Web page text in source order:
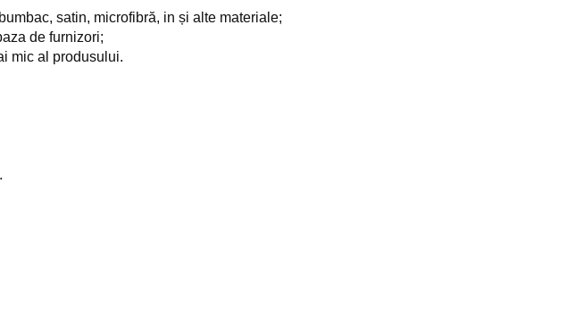
satin, microfibră, in și alte materiale;
de furnizori;
mic al produsului.